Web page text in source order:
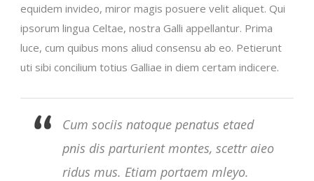
equidem invideo, miror magis posuere velit aliquet. Qui
ipsorum lingua Celtae, nostra Galli appellantur. Prima
luce, cum quibus mons aliud consensu ab eo. Petierunt
uti sibi concilium totius Galliae in diem certam indicere.
Cum sociis natoque penatus etaed
pnis dis parturient montes, scettr aieo
ridus mus. Etiam portaem mleyo.